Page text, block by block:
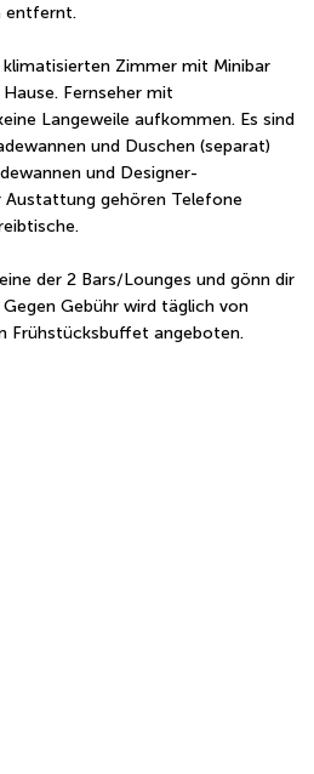
entfernt.
Zimmer mit Minibar
Fernseher mit
Langeweile aufkommen. Es sind
und Duschen (separat)
und Designer-
gehören Telefone
der 2 Bars/Lounges und gönn dir
Gebühr wird täglich von
Frühstücksbuffet angeboten.